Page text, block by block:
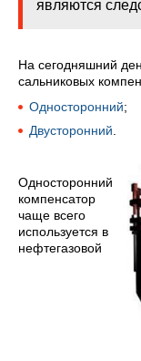
являются
На сегодняшний
сальниковых
Односторонний;
Двусторонний
Односторонний
компенсатор
чаще всего
используется в
нефтегазовой